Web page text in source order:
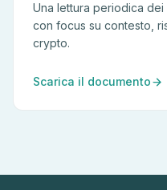
Una lettura periodica dei
con focus su contesto,
crypto.
Scarica il documento